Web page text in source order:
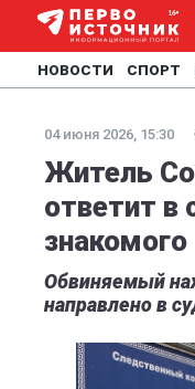
НОВОСТИ СПОРТ
04 июня 2026, 15:30
Житель
ответит в
знакомого
Обвиняемый
направлено в